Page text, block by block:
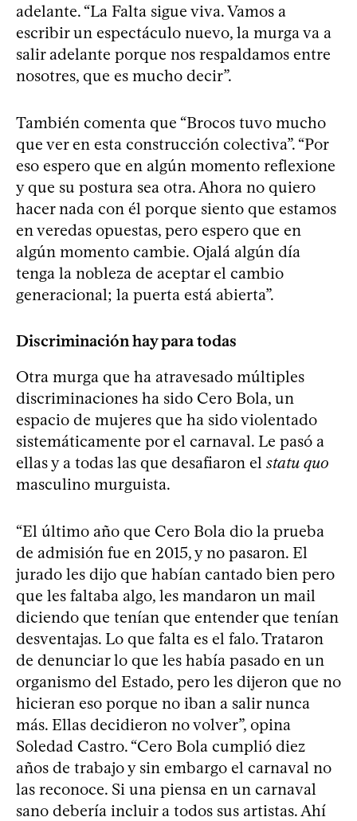
adelante. “La Falta sigue viva. Vamos a
escribir un espectáculo nuevo, la murga va a
salir adelante porque nos respaldamos entre
nosotres, que es mucho decir”.
También comenta que “Brocos tuvo mucho
que ver en esta construcción colectiva”. “Por
eso espero que en algún momento reflexione
y que su postura sea otra. Ahora no quiero
hacer nada con él porque siento que estamos
en veredas opuestas, pero espero que en
algún momento cambie. Ojalá algún día
tenga la nobleza de aceptar el cambio
generacional; la puerta está abierta”.
Discriminación hay para todas
Otra murga que ha atravesado múltiples
discriminaciones ha sido Cero Bola, un
espacio de mujeres que ha sido violentado
sistemáticamente por el carnaval. Le pasó a
ellas y a todas las que desafiaron el statu quo
masculino murguista.
“El último año que Cero Bola dio la prueba
de admisión fue en 2015, y no pasaron. El
jurado les dijo que habían cantado bien pero
que les faltaba algo, les mandaron un mail
diciendo que tenían que entender que tenían
desventajas. Lo que falta es el falo. Trataron
de denunciar lo que les había pasado en un
organismo del Estado, pero les dijeron que no
hicieran eso porque no iban a salir nunca
más. Ellas decidieron no volver”, opina
Soledad Castro. “Cero Bola cumplió diez
años de trabajo y sin embargo el carnaval no
las reconoce. Si una piensa en un carnaval
sano debería incluir a todos sus artistas. Ahí